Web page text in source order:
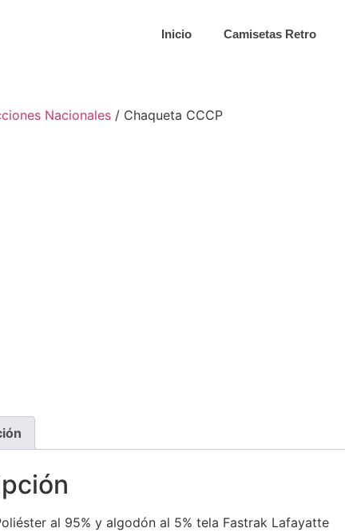
Inicio Camisetas Retro
Nacionales / Chaqueta CCCP
al 95% y algodón al 5% tela Fastrak Lafayatte